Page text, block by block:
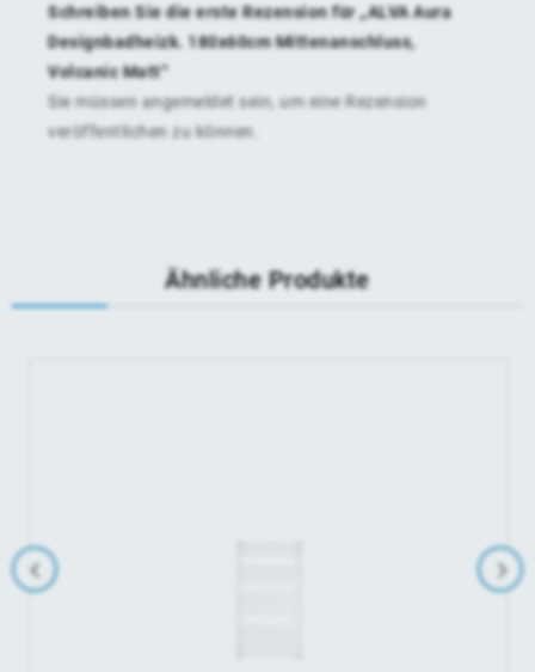
Schreiben Sie die erste Rezension für „ALVA Aura
Designbadheizk. 180x60cm Mittenanschluss,
Volcanic Matt“
Sie müssen angemeldet sein, um eine Rezension
veröffentlichen zu können.
Ähnliche Produkte